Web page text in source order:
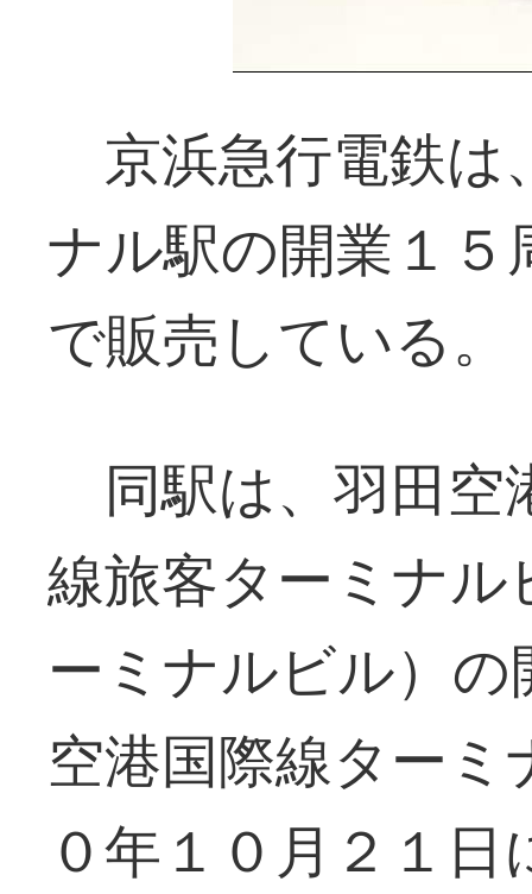
京浜急行電鉄は
ナル駅の開業１５
で販売している。
同駅は、羽田空
線旅客ターミナ
ーミナルビル）
空港国際線ター
０年１０月２１